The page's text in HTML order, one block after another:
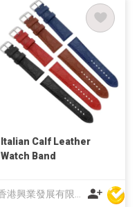
Italian Calf Leather
Watch Band